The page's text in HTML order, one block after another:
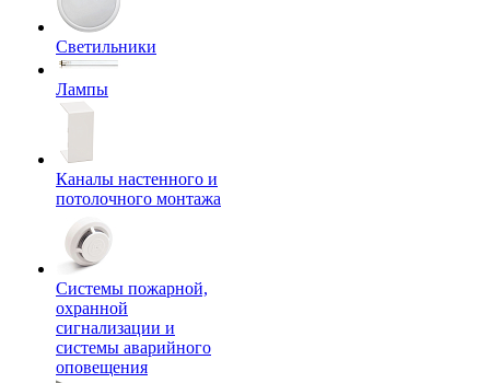
Светильники
Лампы
Каналы настенного и
потолочного монтажа
Системы пожарной,
охранной
сигнализации и
системы аварийного
оповещения